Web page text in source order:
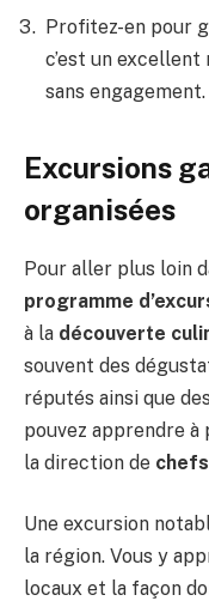
Profitez-en pour
c’est un
sans engagement.
Excursions
organisées
Pour aller plus loin
programme
à la découverte
souvent des
réputés ainsi que
pouvez apprendre
la direction de
Une excursion
la région. Vous y
locaux et la façon